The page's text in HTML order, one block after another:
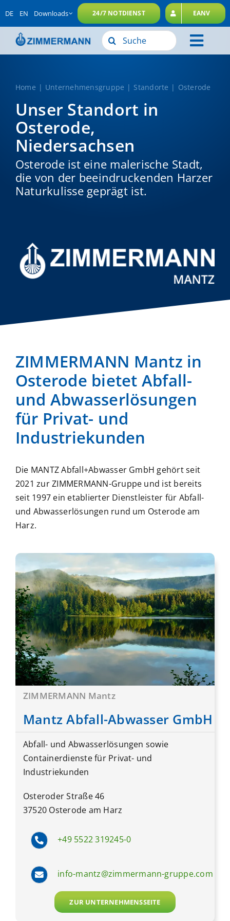
springen
DE EN Downloads 24/7 NOTDIENST EANV
Leistungen
Nachhaltigkeit
Kontakt
Suche
nach:
Home Unternehmensgruppe Standorte Osterode
Unser Standort in
Osterode,
Niedersachsen
Osterode ist eine malerische Stadt,
die von der beeindruckenden Harzer
Naturkulisse geprägt ist.
ZIMMERMANN Mantz in
Osterode bietet Abfall-
und Abwasserlösungen
für Privat- und
Industriekunden
Die MANTZ Abfall+Abwasser GmbH gehört seit
2021 zur ZIMMERMANN-Gruppe und ist bereits
seit 1997 ein etablierter Dienstleister für Abfall-
und Abwasserlösungen rund um Osterode am
Harz.
ZIMMERMANN Mantz
Mantz Abfall-Abwasser GmbH
Abfall- und Abwasserlösungen sowie
Containerdienste für Privat- und
Industriekunden
Osteroder Straße 46
37520 Osterode am Harz
+49 5522 319245-0
info-mantz@zimmermann-gruppe.com
ZUR UNTERNEHMENSSEITE